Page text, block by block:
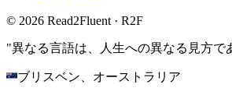
© 2026 Read2Fluent · R2F
"異なる言語は、人生への異なる見方で
ブリスベン、オーストラリア